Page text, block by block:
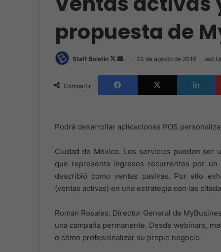
propuesta de
Staff Boletín
Follow
X
Send 23 de agosto de 2016 Last
Compartir
Facebook X
Podrá desarrollar aplicaciones POS
Ciudad de México. Los servicios pueden ser
que representa ingresos recurrentes por
describió como ventas pasivas. Por ello
(ventas activas) en una estrategia con las
Román Rosales, Director General de
una campaña permanente. Desde webinars,
o cómo profesionalizar su propio negocio.